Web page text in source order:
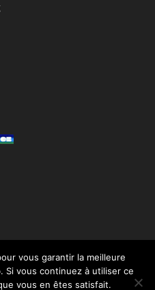
vous garantir la meilleure
vous continuez à utiliser ce
vous en êtes satisfait.